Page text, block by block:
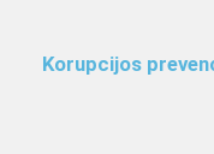
Korupcijos